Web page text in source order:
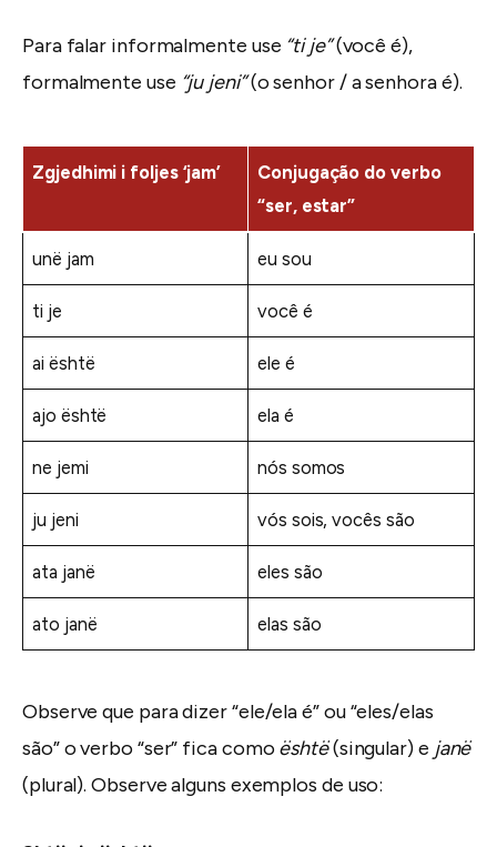
Para falar informalmente use “ti je”(você é),
formalmente use “ju jeni”(o senhor / a senhora é).
Zgjedhimi i foljes ‘jam’
Conjugação do verbo
“ser, estar”
unë jam eu sou
ti je você é
ai është ele é
ajo është ela é
ne jemi nós somos
ju jeni vós sois, vocês são
ata janë eles são
ato janë elas são
Observe que para dizer “ele/ela é” ou “eles/elas
são” o verbo “ser” fica como është(singular) e janë
(plural). Observe alguns exemplos de uso: